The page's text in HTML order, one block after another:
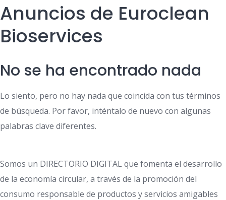
Anuncios de Euroclean
Bioservices
No se ha encontrado nada
Lo siento, pero no hay nada que coincida con tus términos
de búsqueda. Por favor, inténtalo de nuevo con algunas
palabras clave diferentes.
Somos un DIRECTORIO DIGITAL que fomenta el desarrollo
de la economía circular, a través de la promoción del
consumo responsable de productos y servicios amigables